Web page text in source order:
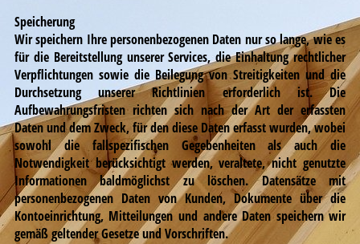
Speicherung
Wir speichern Ihre personenbezogenen Daten nur so lange, wie es
für die Bereitstellung unserer Services, die Einhaltung rechtlicher
Verpflichtungen sowie die Beilegung von Streitigkeiten und die
Durchsetzung unserer Richtlinien erforderlich ist. Die
Aufbewahrungsfristen richten sich nach der Art der erfassten
Daten und dem Zweck, für den diese Daten erfasst wurden, wobei
sowohl die fallspezifischen Gegebenheiten als auch die
Notwendigkeit berücksichtigt werden, veraltete, nicht genutzte
Informationen baldmöglichst zu löschen. Datensätze mit
personenbezogenen Daten von Kunden, Dokumente über die
Kontoeinrichtung, Mitteilungen und andere Daten speichern wir
gemäß geltender Gesetze und Vorschriften.